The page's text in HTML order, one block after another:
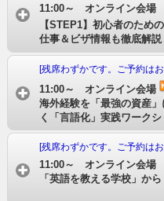
11:00～ オンライン会場
【STEP1】初心者のため
仕事＆ビザ情報も徹底解説
[残席わずかです。ご予約は
11:00～ オンライン会場
海外経験を「最強の資産
く「言語化」実践ワーク
[残席わずかです。ご予約は
11:00～ オンライン会場
「英語を教える学校」か